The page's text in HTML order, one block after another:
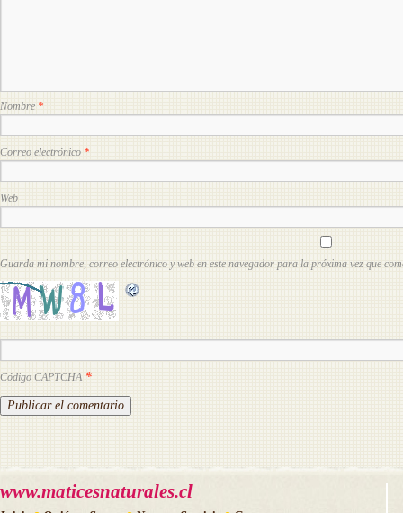
Nombre *
Correo electrónico *
Web
Guarda mi nombre, correo electrónico y web en este navegador para la próxima vez que
Código CAPTCHA *
www.maticesnaturales.cl